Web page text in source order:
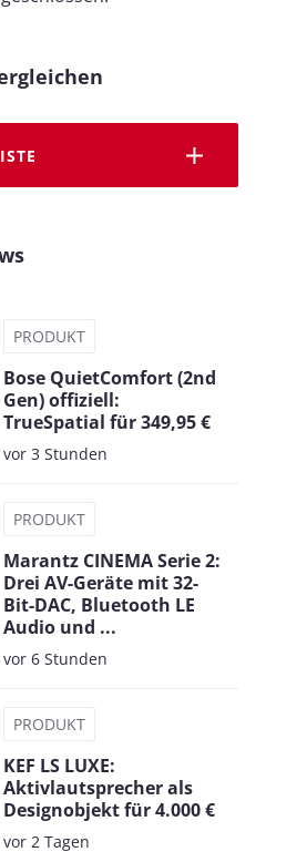
PRODUKT
Bose QuietComfort (2nd
Gen) offiziell:
TrueSpatial für 349,95 €
vor 3 Stunden
PRODUKT
Marantz CINEMA Serie 2:
Drei AV-Geräte mit 32-
Bit-DAC, Bluetooth LE
Audio und ...
vor 6 Stunden
PRODUKT
KEF LS LUXE:
Aktivlautsprecher als
Designobjekt für 4.000 €
vor 2 Tagen